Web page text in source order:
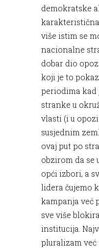
demokratske
više istim se
nacionalne
dobar dio
koji je to
periodima kad
stranke u
vlasti (i u
susjednim
ovaj put po
obzirom da se
opći izbori, a
lidera čujemo
kampanja već
sve više
institucija.
pluralizam već